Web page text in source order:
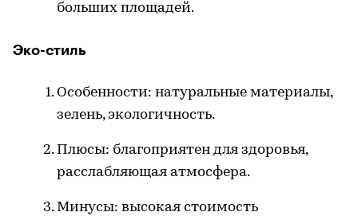
больших площадей.
Эко-стиль
Особенности: натуральные материалы,
зелень, экологичность.
Плюсы: благоприятен для здоровья,
расслабляющая атмосфера.
Минусы: высокая стоимость